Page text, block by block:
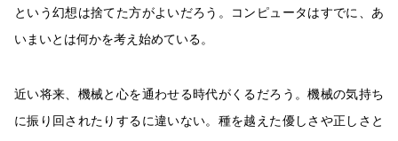
という幻想は捨てた方がよいだろう。コンピュータはすでに、あ
いまいとは何かを考え始めている。
近い将来、機械と心を通わせる時代がくるだろう。機械の気持ち
に振り回されたりするに違いない。種を越えた優しさや正しさと